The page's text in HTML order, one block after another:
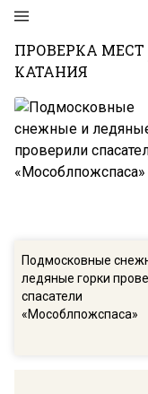
ПРОВЕРКА МЕСТ
КАТАНИЯ
Подмосковные
ледяные горки
спасатели
«Мособлпожспаса»